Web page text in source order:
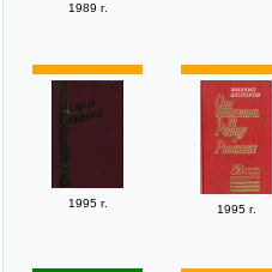
1989 г.
1995 г. 1995 г.